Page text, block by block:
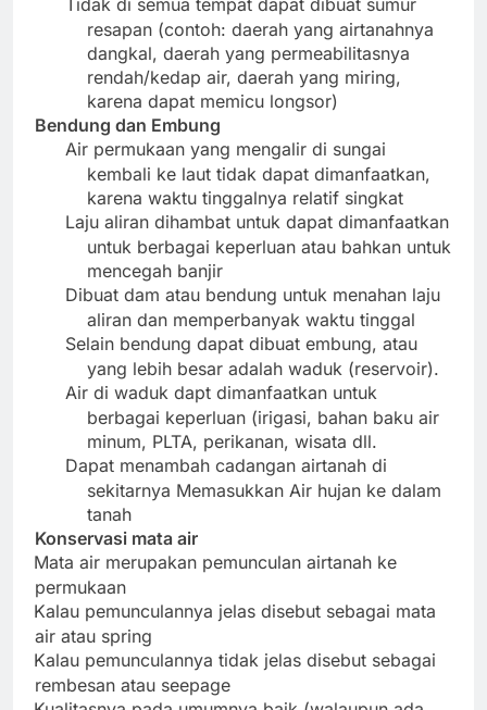
Tidak di semua tempat dapat dibuat sumur
resapan (contoh: daerah yang airtanahnya
dangkal, daerah yang permeabilitasnya
rendah/kedap air, daerah yang miring,
karena dapat memicu longsor)
Bendung dan Embung
Air permukaan yang mengalir di sungai
kembali ke laut tidak dapat dimanfaatkan,
karena waktu tinggalnya relatif singkat
Laju aliran dihambat untuk dapat dimanfaatkan
untuk berbagai keperluan atau bahkan untuk
mencegah banjir
Dibuat dam atau bendung untuk menahan laju
aliran dan memperbanyak waktu tinggal
Selain bendung dapat dibuat embung, atau
yang lebih besar adalah waduk (reservoir).
Air di waduk dapt dimanfaatkan untuk
berbagai keperluan (irigasi, bahan baku air
minum, PLTA, perikanan, wisata dll.
Dapat menambah cadangan airtanah di
sekitarnya Memasukkan Air hujan ke dalam
tanah
Konservasi mata air
Mata air merupakan pemunculan airtanah ke
permukaan
Kalau pemunculannya jelas disebut sebagai mata
air atau spring
Kalau pemunculannya tidak jelas disebut sebagai
rembesan atau seepage